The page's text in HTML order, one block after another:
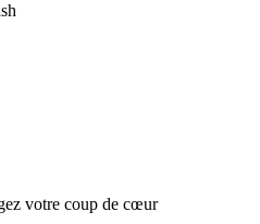
votre coup de cœur